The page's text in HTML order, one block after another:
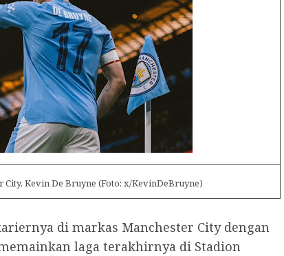
City, Kevin De Bruyne (Foto: x/KevinDeBruyne)
di markas Manchester City dengan
laga terakhirnya di Stadion